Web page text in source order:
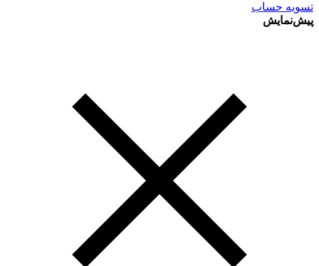
تسویه حساب
پیش‌نمایش